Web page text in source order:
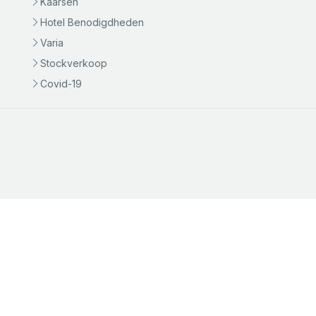
Hotel Benodigdheden
Varia
Stockverkoop
Covid-19